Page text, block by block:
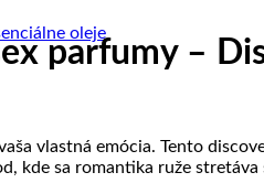
oleje
parfumy –
vlastná emócia. Tento
kde sa romantika ruže